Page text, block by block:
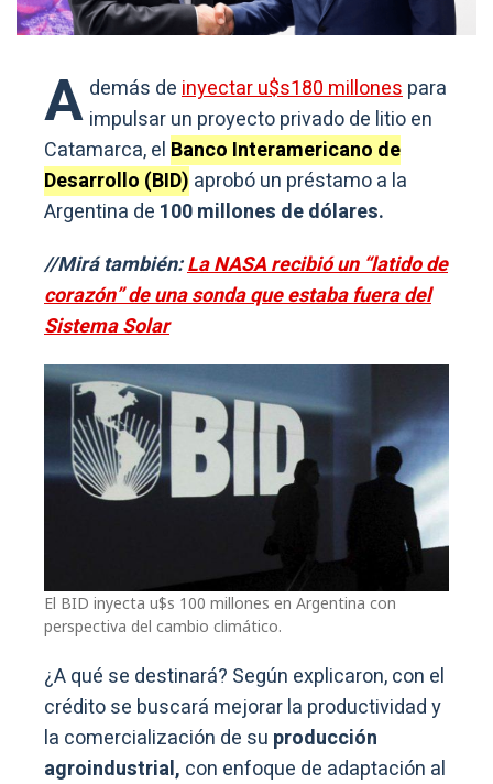
A demás deinyectar u$s180 millonespara
impulsar un proyecto privado de litio en
Catamarca, el Banco Interamericano de
Desarrollo (BID) aprobó un préstamo a la
Argentina de 100 millones de dólares.
//Mirá también:La NASA recibió un “latido de
corazón” de una sonda que estaba fuera del
Sistema Solar
El BID inyecta u$s 100 millones en Argentina con
perspectiva del cambio climático.
¿A qué se destinará? Según explicaron, con el
crédito se buscará mejorar la productividad y
la comercialización de su producción
agroindustrial, con enfoque de adaptación al